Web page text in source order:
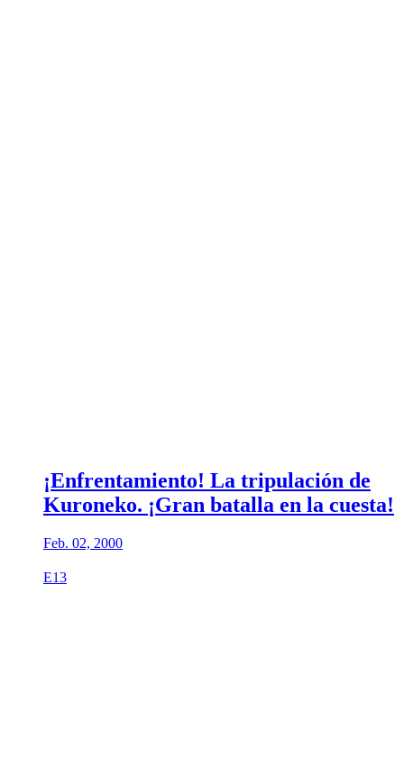
¡Enfrentamiento! La tripulación de
Kuroneko. ¡Gran batalla en la cuesta!
Feb. 02, 2000
E13